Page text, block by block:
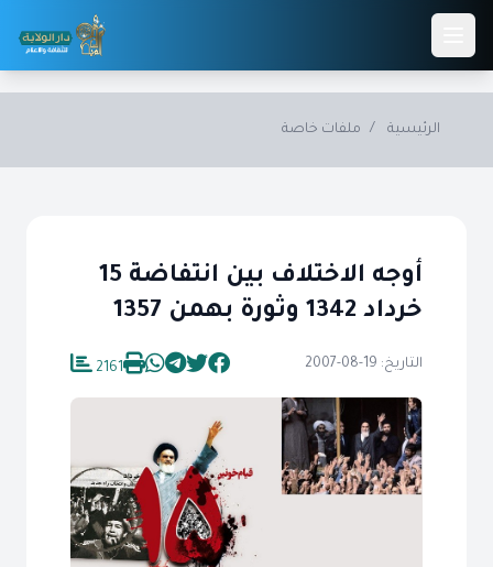
Skip to main content
الرئيسية / ملفات خاصة
أوجه الاختلاف بين انتفاضة 15
خرداد 1342 وثورة بهمن 1357
التاريخ: 19-08-2007 2161